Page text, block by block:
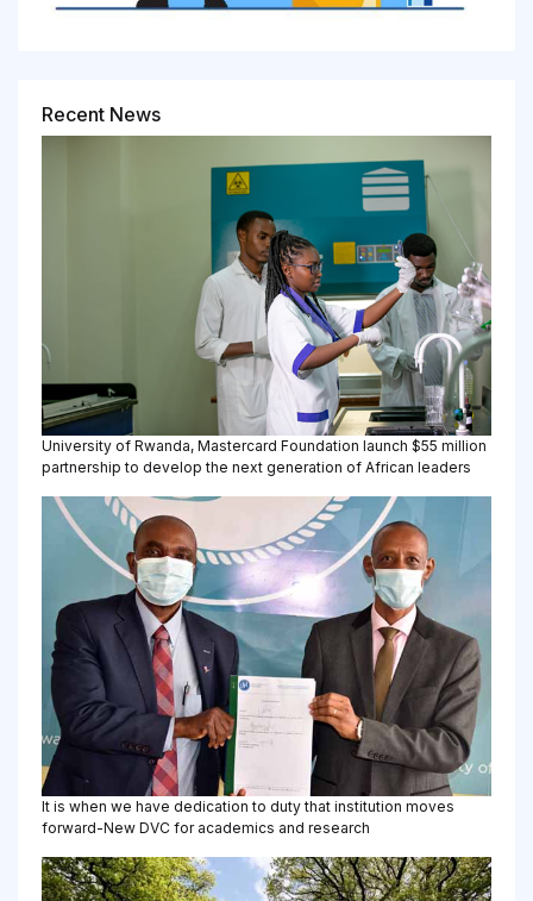
Recent News
University of Rwanda, Mastercard Foundation launch $55 million
partnership to develop the next generation of African leaders
It is when we have dedication to duty that institution moves
forward-New DVC for academics and research